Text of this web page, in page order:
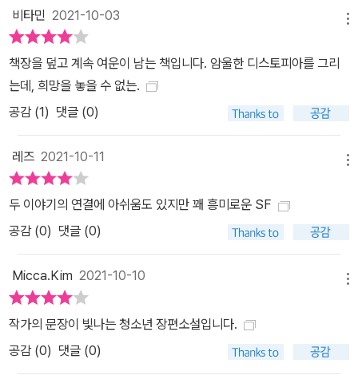
조절되어 우열 구분도 없다. 언제든 우주여행을 할 수 있는데, 심지어
전부 무료다. 그런 세상을 살면서 M3는 늘 의문스러워한다. 왜 아무
도 행복해하지 않을까? 진짜 행복이란 무엇인지 고민하는 M3를 이
해하고 조언을 건네는 존재는 오직 ‘은 교수’ 뿐이다. M3는 친구들보
은 요괴 같다고 느낀다. 그리고 자신에게 “날 이해해 주는 사람은 너
겪은 적이 없는 것 같은 낯선 기억이 떠올라 혼란스럽기도 하다. “나
는 도대체 누구일까?”라는 질문을 거듭하던 M3에게 어느 날 잊지 못
할 사건이 벌어진다. 은 교수가 세상을 떠난 것이다. 죽음이 없는 세상
에서, 처음으로 맞닥뜨린 믿기지 않는 죽음을 받아들이기도 전에 더
한 충격과 공포가 M3를 덮친다. 이 세상에 오직 M3 단 한 사람만 남
은 것이다. ‘마지막’과 ‘가능성’을 결정할 사람은 다른 누구도 아닌 바
로 ‘나’ 『마지막 한 사람』은 2055년과 2259년, 지구와 화성이라는
전혀 다른 시공간의 이야기를 씨실과 날실이 교차하듯 절묘하게 연결
하며 독자들을 작품 속 깊숙이 이끈다. 독자들은 작가가 닦아 세운 근
비타민 2021-10-03
책장을 덮고 계속 여운이 남는 책입니다. 암울한 디스토피아를 그리
는데, 희망을 놓을 수 없는.
공감 (1) 댓글 (0)
레즈 2021-10-11
두 이야기의 연결에 아쉬움도 있지만 꽤 흥미로운 SF
공감 (0) 댓글 (0)
Micca.Kim 2021-10-10
작가의 문장이 빛나는 청소년 장편소설입니다.
공감 (0) 댓글 (0)